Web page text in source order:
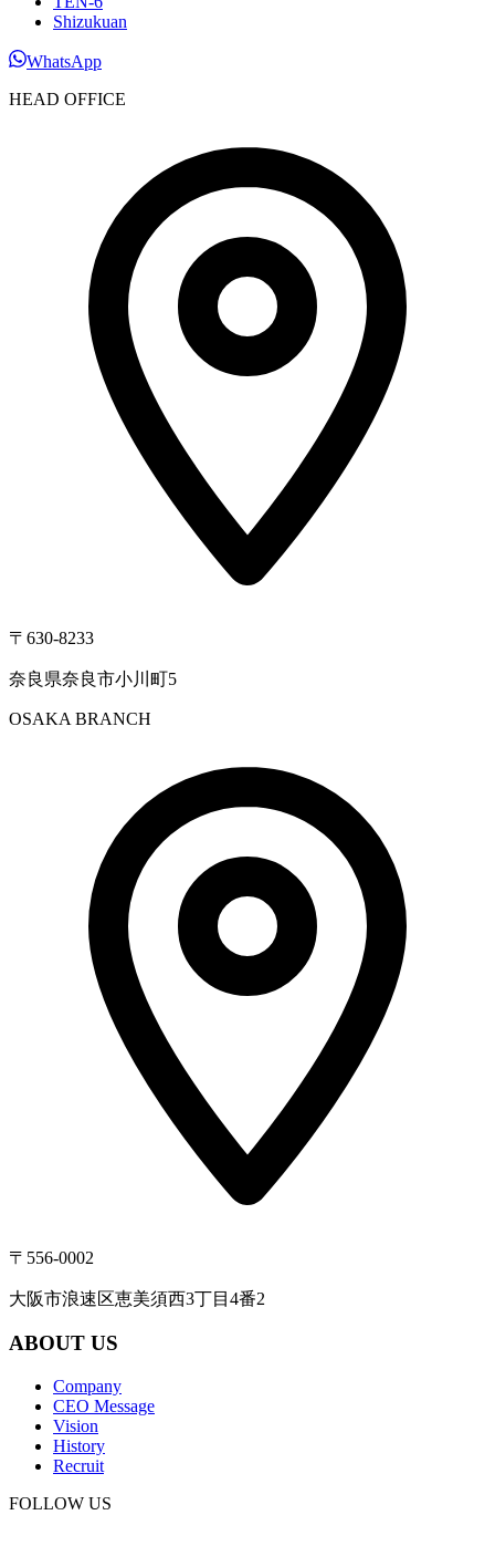
Shizukuan
WhatsApp
HEAD OFFICE
〒630-8233
奈良県奈良市小川町5
OSAKA BRANCH
〒556-0002
大阪市浪速区恵美須西3丁目4番2
ABOUT US
Company
CEO Message
Vision
History
Recruit
FOLLOW US